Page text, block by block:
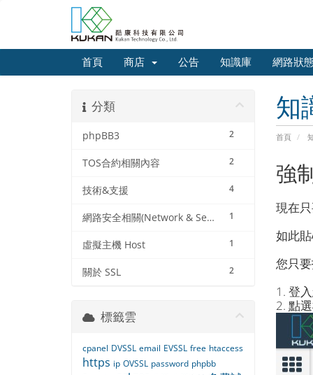
首頁 商店 公告 知識庫 網路狀
知
首頁
分類
2
phpBB3
2
TOS合約相關內容
4
技術&支援
1
網路安全相關(Network & Security)
1
虛擬主機 Host
2
關於 SSL
強
現在
如此
您只
1. 登
2. 點
標籤雲
cpanel DVSSL email EVSSL free htaccess
https ip OVSSL password phpbb